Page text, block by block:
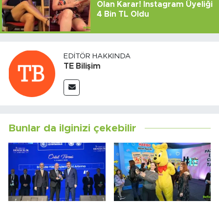
Olan Karar! Instagram Üyeliği
4 Bin TL Oldu
EDITÖR HAKKINDA
TE Bilişim
Bunlar da ilginizi çekebilir